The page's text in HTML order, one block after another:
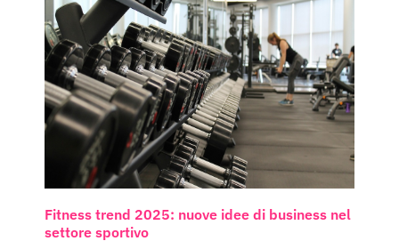
Fitness trend 2025: nuove idee di business nel
settore sportivo